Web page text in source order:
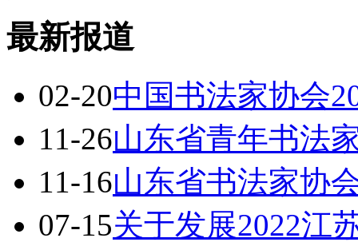
最新报道
02-20中国书法家协会
11-26山东省青年书法
11-16山东省书法家协
07-15关于发展2022江